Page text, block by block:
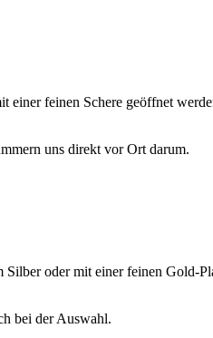
feinen Schere geöffnet
uns direkt vor Ort darum.
oder mit einer feinen Gold-
bei der Auswahl.